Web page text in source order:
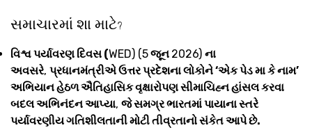
સમાચારમાં શા માટે?
વિશ્વ પર્યાવરણ દિવસ (WED) (5જૂન 2026) ના
અવસરે, પ્રધાનમંત્રીએ ઉત્તર પ્રદેશના લોકોને ‘એક પેડ મા કે નામ’
અભિયાન હેઠળ ઐતિહાસિક વૃક્ષારોપણ સીમાચિહ્ન હાંસલ કરવા
બદલ અભિનંદન આપ્યા, જે સમગ્ર ભારતમાં પાયાના સ્તરે
પર્યાવરણીય ગતિશીલતાની મોટી તીવ્રતાનો સંકેત આપે છે.